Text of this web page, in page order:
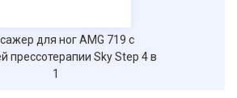
для ног AMG 719 с
прессотерапии Sky Step 4 в
1